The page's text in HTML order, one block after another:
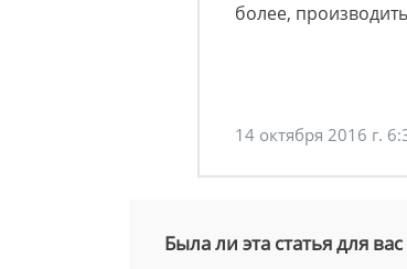
более,
14 октября 2016 г.
Была ли эта статья для